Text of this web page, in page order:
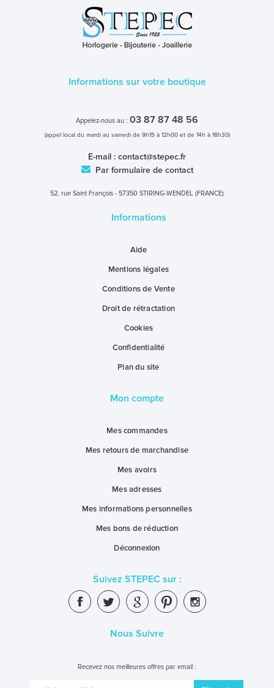
Informations sur votre boutique
Appelez-nous au : 03 87 87 48 56
(appel local du mardi au samedi de 9h15 à 12h00 et de 14h à 18h30)
E-mail : contact@stepec.fr
Par formulaire de contact
52, rue Saint François - 57350 STIRING-WENDEL (FRANCE)
Informations
Aide
Mentions légales
Conditions de Vente
Droit de rétractation
Cookies
Confidentialité
Plan du site
Mon compte
Mes commandes
Mes retours de marchandise
Mes avoirs
Mes adresses
Mes informations personnelles
Mes bons de réduction
Déconnexion
Suivez STEPEC sur :
Nous Suivre
Recevez nos meilleures offres par email :